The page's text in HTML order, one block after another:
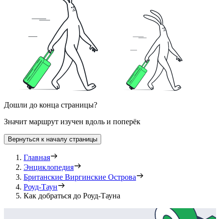
Дошли до конца страницы?
Значит маршрут изучен вдоль и поперёк
Вернуться к началу страницы
Главная
Энциклопедия
Британские Виргинские Острова
Роуд-Таун
Как добраться до Роуд-Тауна